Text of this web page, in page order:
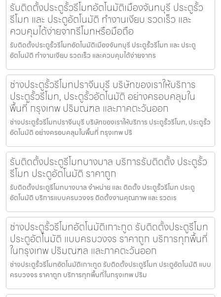
รับติดตั้งประตูรั้วรีโมทอัตโนมัติเมืองจันทบุรี ประตูรั้ว
รีโมท และ ประตูอัตโนมัติ ทำงานเงียบ รวดเร็ว และ
ควบคุมได้ง่ายจากรีโมทหรือมือถือ
รับติดตั้งประตูรั้วรีโมทอัตโนมัติเมืองจันทบุรี ประตูรั้วรีโมท และ ประตู
อัตโนมัติ ทำงานเงียบ รวดเร็ว และควบคุมได้ง่ายจากร
ช่างประตูรั้วรีโมทปราจีนบุรี บริษัทของเราให้บริการ
ประตูรั้วรีโมท, ประตูรั้วอัตโนมัติ อย่างครอบคลุมใน
พื้นที่ กรุงเทพ ปริมณฑล และภาคตะวันออก
ช่างประตูรั้วรีโมทปราจีนบุรี บริษัทของเราให้บริการ ประตูรั้วรีโมท, ประตูรั้ว
อัตโนมัติ อย่างครอบคลุมในพื้นที่ กรุงเทพ ปริ
รับติดตั้งประตูรีโมทบางบาล บริการรับติดตั้ง ประตูรั้ว
รีโมท ประตูอัตโนมัติ ราคาถูก
รับติดตั้งประตูรีโมทบางบาล จำหน่าย และ ติดตั้ง ประตูรั้วรีโมท ประตู
อัตโนมัติ บริการแบบครบวงจร ติดตั้งงานคุณภาพ และ รวดเร
ช่างประตูรั้วรีโมทอัตโนมัติเกาะกูด รับติดตั้งประตูรีโมท
ประตูอัตโนมัติ แบบครบวงจร ราคาถูก บริการทุกพื้นที่
ในกรุงเทพ ปริมณฑล และภาคตะวันออก
ช่างประตูรั้วรีโมทอัตโนมัติเกาะกูด รับติดตั้งประตูรีโมท ประตูอัตโนมัติ แบบ
ครบวงจร ราคาถูก บริการทุกพื้นที่ในกรุงเทพ ปริม